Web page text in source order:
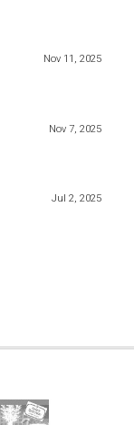
Nov 11, 2025
Nov 7, 2025
Jul 2, 2025